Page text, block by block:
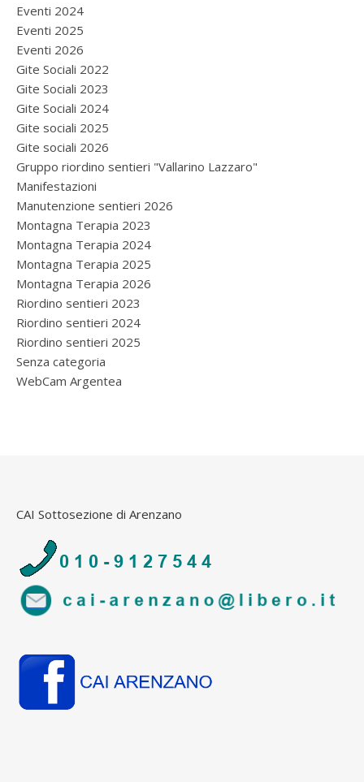
Eventi 2024
Eventi 2025
Eventi 2026
Gite Sociali 2022
Gite Sociali 2023
Gite Sociali 2024
Gite sociali 2025
Gite sociali 2026
Gruppo riordino sentieri "Vallarino Lazzaro"
Manifestazioni
Manutenzione sentieri 2026
Montagna Terapia 2023
Montagna Terapia 2024
Montagna Terapia 2025
Montagna Terapia 2026
Riordino sentieri 2023
Riordino sentieri 2024
Riordino sentieri 2025
Senza categoria
WebCam Argentea
CAI Sottosezione di Arenzano